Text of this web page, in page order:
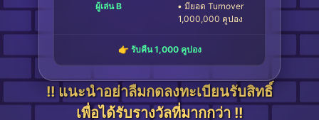
ผู้เล่น B
• มียอด Turnover
1,000,000 คูปอง
👉 รับคืน 1,000 คูปอง
!! แนะนำอย่าลืมกดลงทะเบียนรับสิทธิ์
เพื่อได้รับรางวัลที่มากกว่า !!